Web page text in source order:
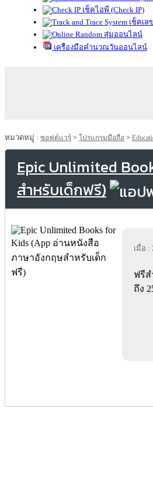
เช็คไอพี (Check IP)
เช็คเล
สุ่มออนไลน์
เครื่องมือคำนวณวันออนไลน์
หมวดหมู่ : ซอฟต์แวร์ > โปรแกรมมือถือ >
Epic Unlimited
สำหรับเด็กฟรี)
เมื่อ :
ฟรีส
ถึง